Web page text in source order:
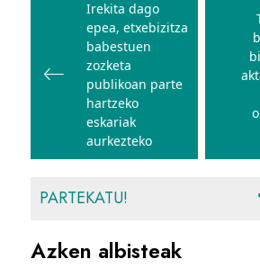
zehar
nabigatu
Irekita dago
epea, etxebizitza
babestuen
zozketa
publikoan parte
hartzeko
eskariak
aurkezteko
PARTEKATU!
Azken albisteak